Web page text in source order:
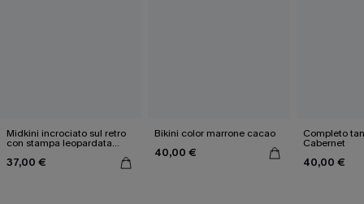
Midkini incrociato sul retro
con stampa leopardata
37,00 €
Bikini color marrone cacao
40,00 €
Completo
Cabernet
40,00 €